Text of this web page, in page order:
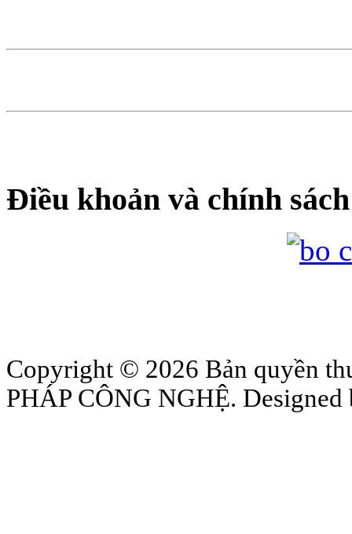
Điều khoản và chính sách
Copyright © 2026 Bản quyền
PHÁP CÔNG NGHỆ.